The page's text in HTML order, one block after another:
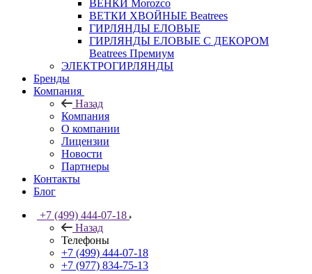
ВЕНКИ Morozco
ВЕТКИ ХВОЙНЫЕ Beatrees
ГИРЛЯНДЫ ЕЛОВЫЕ
ГИРЛЯНДЫ ЕЛОВЫЕ С ДЕКОРОМ
Beatrees Премиум
ЭЛЕКТРОГИРЛЯНДЫ
Бренды
Компания
Назад
Компания
О компании
Лицензии
Новости
Партнеры
Контакты
Блог
+7 (499) 444-07-18
Назад
Телефоны
+7 (499) 444-07-18
+7 (977) 834-75-13